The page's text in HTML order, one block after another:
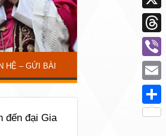
HỆ – GỬI BÀI
đến đại Gia
X
Viber